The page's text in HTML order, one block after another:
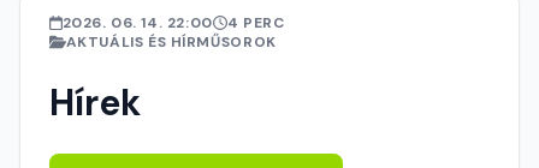
2026. 06. 14. 22:00
4 PERC
AKTUÁLIS ÉS HÍRMŰSOROK
Hírek